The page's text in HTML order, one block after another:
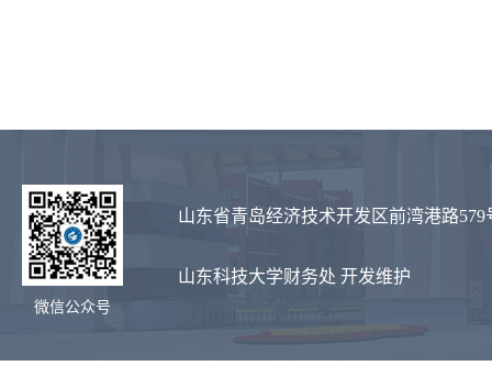
微信公众号
山东省青岛经济技术开发区前湾港路579
山东科技大学财务处 开发维护